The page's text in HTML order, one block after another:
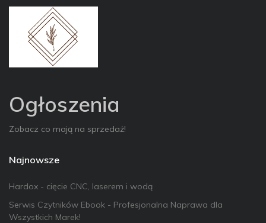
Ogłoszenia
Zobacz co mają na sprzedaż!
Najnowsze
Hardox - cięcie CNC, laserem i wodą
Serwis Czytników Ebook - Profesjonalna Naprawa dla
Wszystkich Marek!